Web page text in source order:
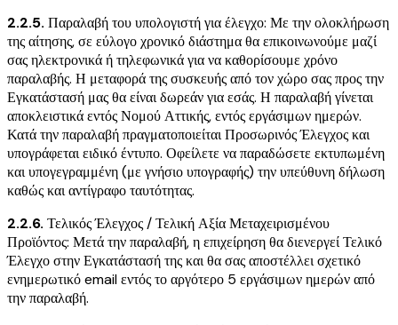
2.2.5. Παραλαβή του υπολογιστή για έλεγχο: Με την ολοκλήρωση
της αίτησης, σε εύλογο χρονικό διάστημα θα επικοινωνούμε μαζί
σας ηλεκτρονικά ή τηλεφωνικά για να καθορίσουμε χρόνο
παραλαβής. Η μεταφορά της συσκευής από τον χώρο σας προς την
Εγκατάστασή μας θα είναι δωρεάν για εσάς. Η παραλαβή γίνεται
αποκλειστικά εντός Νομού Αττικής, εντός εργάσιμων ημερών.
Κατά την παραλαβή πραγματοποιείται Προσωρινός Έλεγχος και
υπογράφεται ειδικό έντυπο. Οφείλετε να παραδώσετε εκτυπωμένη
και υπογεγραμμένη (με γνήσιο υπογραφής) την υπεύθυνη δήλωση
καθώς και αντίγραφο ταυτότητας.
2.2.6. Τελικός Έλεγχος / Τελική Αξία Μεταχειρισμένου
Προϊόντος: Μετά την παραλαβή, η επιχείρηση θα διενεργεί Τελικό
Έλεγχο στην Εγκατάστασή της και θα σας αποστέλλει σχετικό
ενημερωτικό email εντός το αργότερο 5 εργάσιμων ημερών από
την παραλαβή.